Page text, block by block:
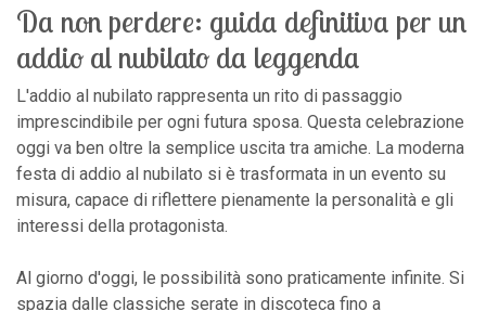
Da non perdere: guida definitiva per un
addio al nubilato da leggenda
L'addio al nubilato rappresenta un rito di passaggio
imprescindibile per ogni futura sposa. Questa celebrazione
oggi va ben oltre la semplice uscita tra amiche. La moderna
festa di addio al nubilato si è trasformata in un evento su
misura, capace di riflettere pienamente la personalità e gli
interessi della protagonista.
Al giorno d'oggi, le possibilità sono praticamente infinite. Si
spazia dalle classiche serate in discoteca fino a